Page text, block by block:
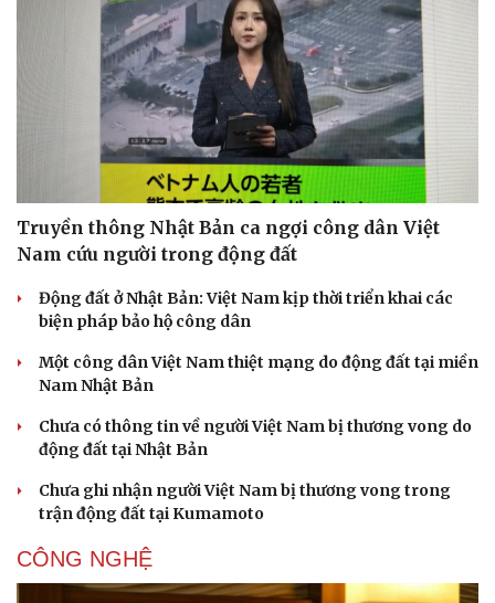
Truyền thông Nhật Bản ca ngợi công dân Việt
Nam cứu người trong động đất
Động đất ở Nhật Bản: Việt Nam kịp thời triển khai các
biện pháp bảo hộ công dân
Một công dân Việt Nam thiệt mạng do động đất tại miền
Nam Nhật Bản
Chưa có thông tin về người Việt Nam bị thương vong do
động đất tại Nhật Bản
Chưa ghi nhận người Việt Nam bị thương vong trong
trận động đất tại Kumamoto
CÔNG NGHỆ